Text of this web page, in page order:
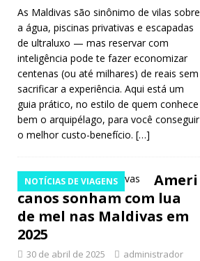
Senses
Laamu tops
Travel +
Leisure Asia
Pacific
Awards
HOTÉIS E
As Maldivas são sinônimo de vilas sobre
a água, piscinas privativas e escapadas
de ultraluxo — mas reservar com
inteligência pode te fazer economizar
centenas (ou até milhares) de reais sem
sacrificar a experiência. Aqui está um
guia prático, no estilo de quem conhece
bem o arquipélago, para você conseguir
o melhor custo-benefício. […]
NOTÍCIAS DE VIAGENS
Ameri
canos sonham com lua
de mel nas Maldivas em
2025
30 de abril de 2025
administrador